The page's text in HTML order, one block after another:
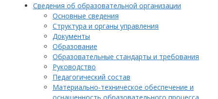
Сведения об образовательной организации
Основные сведения
Структура и органы управления
Документы
Образование
Образовательные стандарты и требования
Руководство
Педагогический состав
Материально-техническое обеспечение и